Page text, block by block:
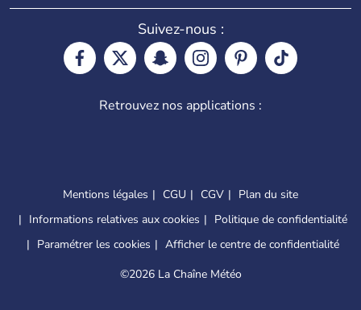
Suivez-nous :
Retrouvez nos applications :
Mentions légales CGU CGV
Plan du site
Informations relatives aux cookies
Politique de confidentialité
Paramétrer les cookies
Afficher le centre de confidentialité
©2026 La Chaîne Météo